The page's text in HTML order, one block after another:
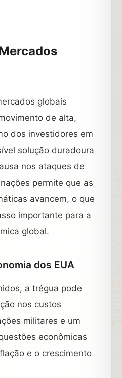
globais
de alta,
dos investidores em
solução duradoura
nos ataques de
permite que as
avancem, o que
importante para a
global.
dos EUA
a trégua pode
nos custos
militares e um
econômicas
e o crescimento